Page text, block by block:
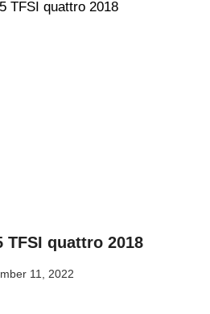
TFSI quattro 2018
11, 2022